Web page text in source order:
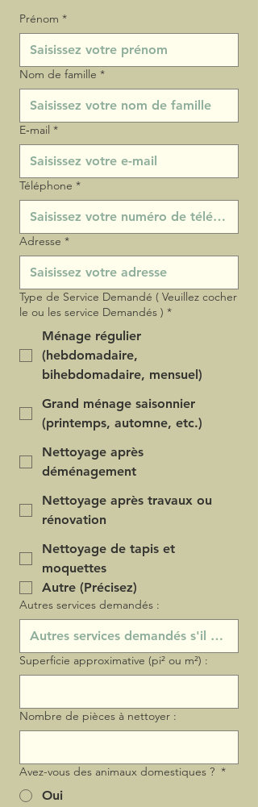
Prénom *
Nom de famille *
E‑mail *
Téléphone *
Adresse *
Type de Service Demandé ( Veuillez cocher
le ou les service Demandés ) *
Ménage régulier
(hebdomadaire,
bihebdomadaire, mensuel)
Grand ménage saisonnier
(printemps, automne, etc.)
Nettoyage après
déménagement
Nettoyage après travaux ou
rénovation
Nettoyage de tapis et
moquettes
Autre (Précisez)
Autres services demandés :
Superficie approximative (pi² ou m²) :
Nombre de pièces à nettoyer :
Avez-vous des animaux domestiques ? *
Oui